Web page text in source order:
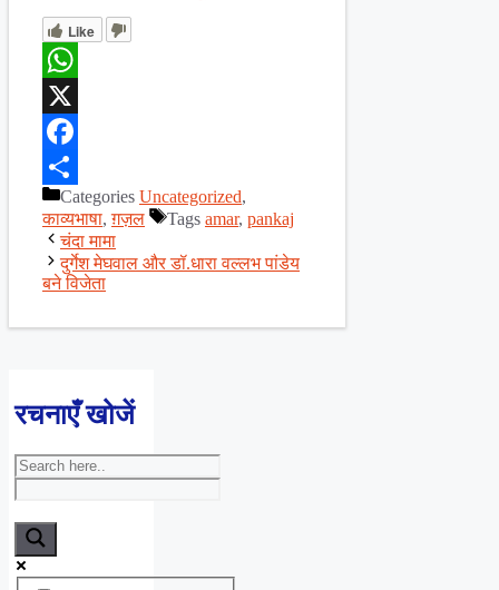
Like
WhatsApp
X
Facebook
ShareCategories Uncategorized,
काव्यभाषा,ग़ज़ल Tags amar, pankaj
चंदा मामा
दुर्गेश मेघवाल और डॉ.धारा वल्लभ पांडेय
बने विजेता
रचनाएँ खोजें